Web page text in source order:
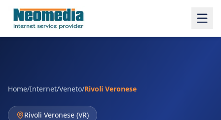
Home/Internet/Veneto/Rivoli Veronese
Rivoli Veronese (VR)